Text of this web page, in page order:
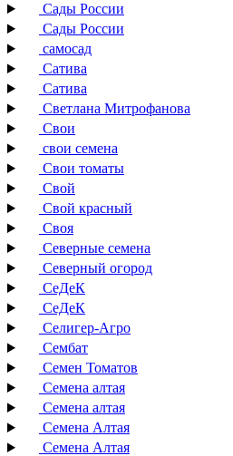
Сады России
Сады России
самосад
Сатива
Сатива
Светлана Митрофанова
Свои
свои семена
Свои томаты
Свой
Свой красный
Своя
Северные семена
Северный огород
СеДеК
СеДеК
Селигер-Агро
Сембат
Семен Томатов
Семена алтая
Семена алтая
Семена Алтая
Семена Алтая